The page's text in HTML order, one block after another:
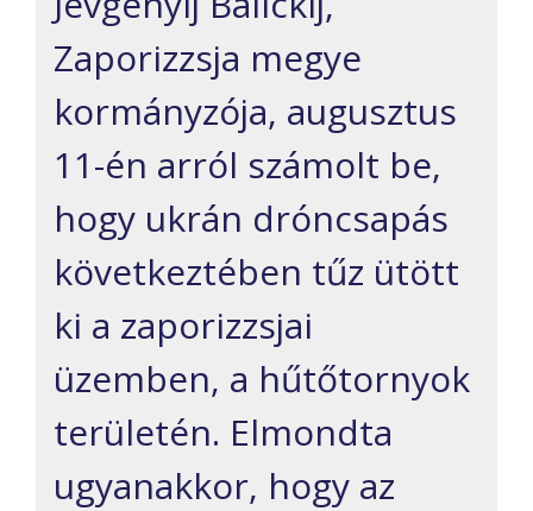
Zaporizzsja megye
kormányzója, augusztus
11-én arról számolt be,
hogy ukrán dróncsapás
következtében tűz ütött
ki a zaporizzsjai
üzemben, a hűtőtornyok
területén. Elmondta
ugyanakkor, hogy az